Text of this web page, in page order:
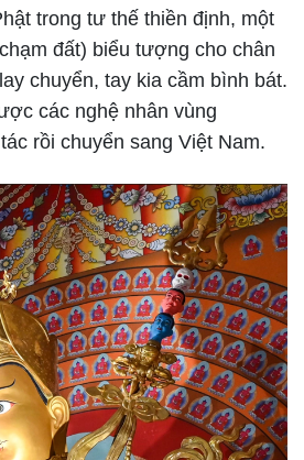
trong tư thế thiền định, một
đất) biểu tượng cho chân
chuyển, tay kia cầm bình bát.
các nghệ nhân vùng
rồi chuyển sang Việt Nam.